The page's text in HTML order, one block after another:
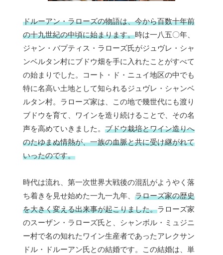
ドルーアン・ラローズの物語は、今から百数十年前
の十九世紀の中頃に始まります。時は一八五〇年、
ジャン・バプティス・ラローズ氏がジュヴレ・シャ
ンベルタン村にブドウ畑を手に入れたことがすべて
の始まりでした。コート・ド・ニュイ地区の中でも
特に名高い土地として知られるジュヴレ・シャンベ
ルタン村。ラローズ家は、この地で幾世代にも渡り
ブドウを育て、ワインを造り続けることで、その名
声を高めていきました。 ブドウ栽培とワイン造りへ
のたゆまぬ情熱が、一族の血脈と共に受け継がれて
いったのです。
時代は流れ、第一次世界大戦後の混乱がようやく落
ち着きを見せ始めた一九一九年、 ラローズ家の歴史
を大きく変える出来事が起こりました。ラローズ家
のスーザン・ラローズ氏と、シャンボル・ミュジニ
ー村で名の知れたワイン生産者であったアレクサン
ドル・ドルーアン氏との結婚です。この結婚は、単